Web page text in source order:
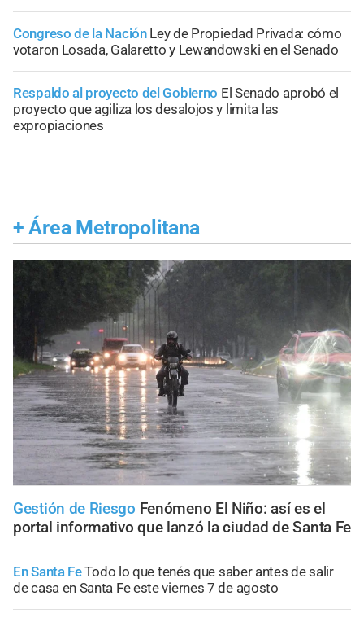
Congreso de la Nación Ley de Propiedad Privada: cómo
votaron Losada, Galaretto y Lewandowski en el Senado
Respaldo al proyecto del Gobierno El Senado aprobó el
proyecto que agiliza los desalojos y limita las
expropiaciones
+ Área Metropolitana
Gestión de Riesgo Fenómeno El Niño: así es el
portal informativo que lanzó la ciudad de Santa Fe
En Santa FeTodo lo que tenés que saber antes de salir
de casa en Santa Fe este viernes 7 de agosto